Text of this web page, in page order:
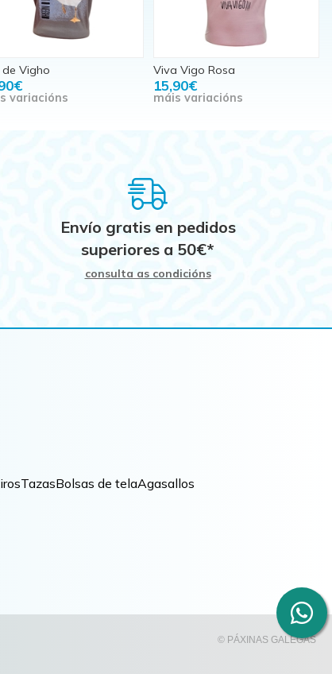
de Vigho
variacións
Viva Vigo Rosa
15,90€
máis variacións
Envío gratis en pedidos
superiores a 50€*
consulta as condicións
TazasBolsas de telaAgasallos
© PÁXINAS GALEGAS